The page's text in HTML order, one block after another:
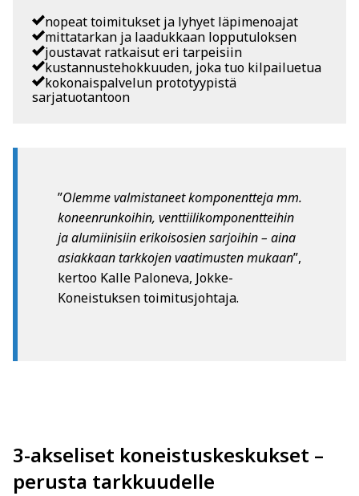
nopeat toimitukset ja lyhyet läpimenoajat
mittatarkan ja laadukkaan lopputuloksen
joustavat ratkaisut eri tarpeisiin
kustannustehokkuuden, joka tuo kilpailuetua
kokonaispalvelun prototyypistä
sarjatuotantoon
”Olemme valmistaneet komponentteja mm.
koneenrunkoihin, venttiilikomponentteihin
ja alumiinisiin erikoisosien sarjoihin – aina
asiakkaan tarkkojen vaatimusten mukaan”,
kertoo Kalle Paloneva, Jokke-
Koneistuksen toimitusjohtaja.
3-akseliset koneistuskeskukset –
perusta tarkkuudelle